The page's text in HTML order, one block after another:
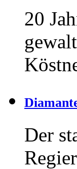
20
Der